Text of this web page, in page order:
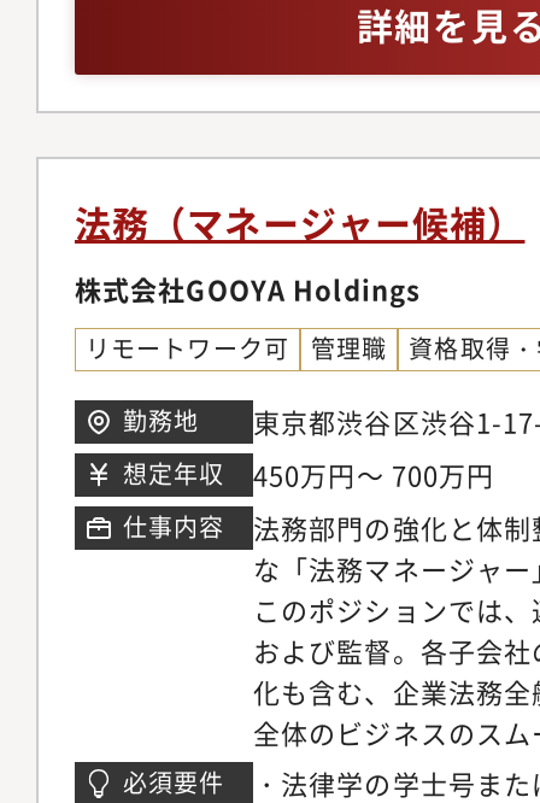
囲を拡大し、既存手
セスにあります。■
いく手触りを実感できる環
り組める点も、本ポ
がいです。【キャリ
実務への関与を通じ
全体への理解を深め
性に応じて、段階的
クトの牽引など、よ
役割を担っていただ
期待値役割等・事業
の課題解決・目標達
し、結果を出す。・
部門を巻き込みなが
法務グループガバナ
イアンス、戦略法務
ションをサポートす
力当社はコーポレー
ガバナンスの強化を
一翼を担う部署とし
大きいところにやり
ばと考えています。■
対するリーガルサポ
ガバナンス強化のた
長から応募者へのメ
度の業績悪化の後、
ズ、2022年度からを
け、聖域なき集中と
を断行し、また、コ
広い法務の知見・英
安TOEIC600点以上）
詳細を見
法務（マネージャー候補）
株式会社GOOYA Holdings
リモートワーク可 管理職 資格取得
勤務地 東京都渋谷区渋谷1-
想定年収 450万円～ 700万円
仕事内容
法務部門の強化と体
な「法務マネージャ
このポジションでは
および監督。各子会
化も含む、企業法務
全体のビジネスのス
ポートする役割を果
必須要件
・法律学の学士号ま